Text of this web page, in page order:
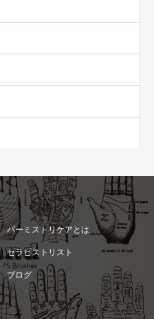
パーミストリケアとは
セラピストリスト
ブログ